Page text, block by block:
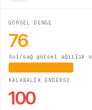
GÖRSEL DENGE
76%
Sol/sağ görsel ağırlık
KALABALIK ENDEKSİ
100